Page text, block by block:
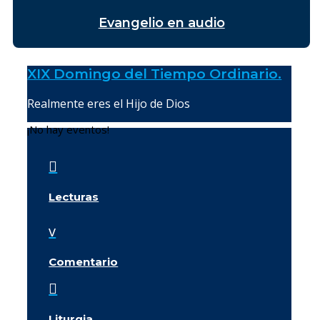
Evangelio en audio
XIX Domingo del Tiempo Ordinario.
Realmente eres el Hijo de Dios
¡No hay eventos!

Lecturas
v
Comentario
